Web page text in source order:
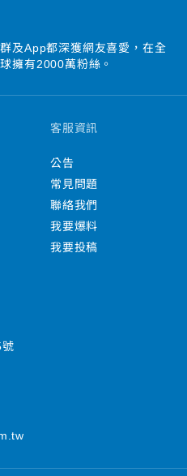
及App都深獲網友喜愛，在全
擁有2000萬粉絲。
客服資訊
公告
常見問題
聯絡我們
我要爆料
我要投稿